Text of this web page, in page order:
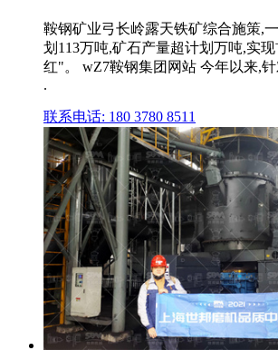
鞍钢矿业弓长岭露天铁矿综合施策,
划113万吨,矿石产量超计划万吨,实
红"。 wZ7鞍钢集团网站 今年以来,
.
联系电话: 180 3780 8511